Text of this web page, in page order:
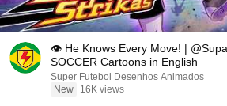
👁️ He Knows Every Move! |
SOCCER Cartoons in English
Super Futebol Desenhos Animados
New
16K views